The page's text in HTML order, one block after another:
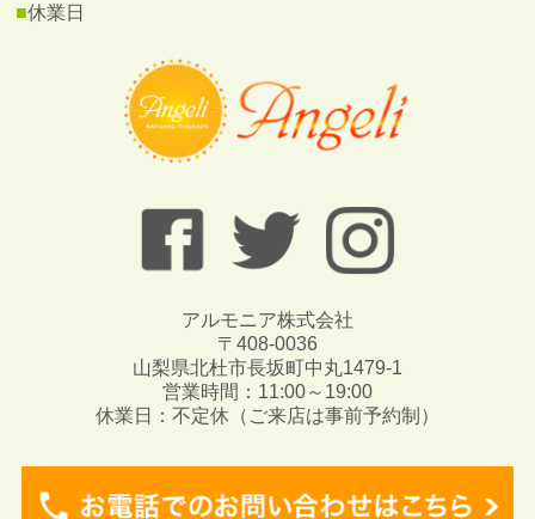
■休業日
アルモニア株式会社
〒408-0036
山梨県北杜市長坂町中丸1479-1
営業時間：11:00～19:00
休業日：不定休（ご来店は事前予約制）